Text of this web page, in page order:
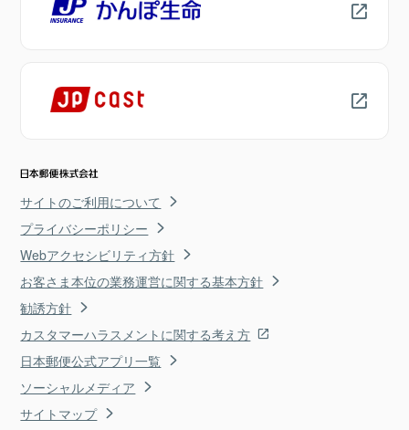
サイトのご利用について
プライバシーポリシー
Webアクセシビリティ方針
お客さま本位の業務運営に関する基本方針
勧誘方針
カスタマーハラスメントに関する考え方
日本郵便公式アプリ一覧
ソーシャルメディア
サイトマップ